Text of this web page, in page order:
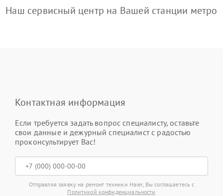
Наш сервисный центр на Вашей станции метро
Контактная информация
Если требуется задать вопрос специалисту, оставьте
свои данные и дежурный специалист с радостью
проконсультирует Вас!
Отправляя заявку на ремонт техники Haier, Вы соглашаетесь с
Политикой конфиденциальности